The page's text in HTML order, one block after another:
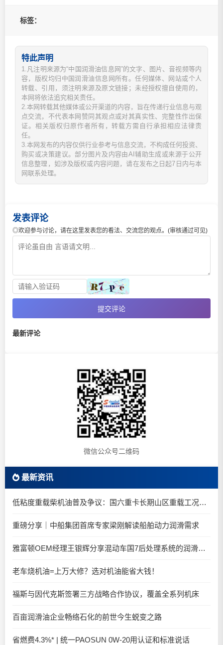
标签：
特此声明
1.凡注明来源为“中国润滑油信息网”的文字、图片、音视频等内
容，版权均归中国润滑油信息网所有。任何媒体、网站或个人
转载、引用，须注明来源及原文链接；未经授权擅自使用的，
本网将依法追究相关责任。
2.本网转载其他媒体或公开渠道的内容，旨在传递行业信息与观
点交流，不代表本网赞同其观点或对其真实性、完整性作出保
证。相关版权归原作者所有，转载方需自行承担相应法律责
任。
3.本网发布的内容仅供行业参考与信息交流，不构成任何投资、
购买或决策建议。部分图片及内容由AI辅助生成或来源于公开
信息整理，如涉及版权或内容问题，请在发布之日起7日内与本
网联系处理。
发表评论
◎欢迎参与讨论，请在这里发表您的看法、交流您的观点。(审核通过可见)
提交评论
最新评论
微信公众号二维码
最新资讯
低粘度重载柴机油普及争议：国六重卡长期山区重载工况是否适合0W-20柴油机油？
重磅分享｜中船集团首席专家梁刚解读船舶动力润滑需求
雅富顿OEM经理王银辉分享混动车国7后处理系统的润滑油要求
老车烧机油=上万大修？选对机油能省大钱！
福斯与因代克斯签署三方战略合作协议，覆盖全系列机床
百亩润滑油企业畅络石化的前世今生蜕变之路
省燃费4.3%* | 统一PAOSUN 0W-20用认证和标准说话